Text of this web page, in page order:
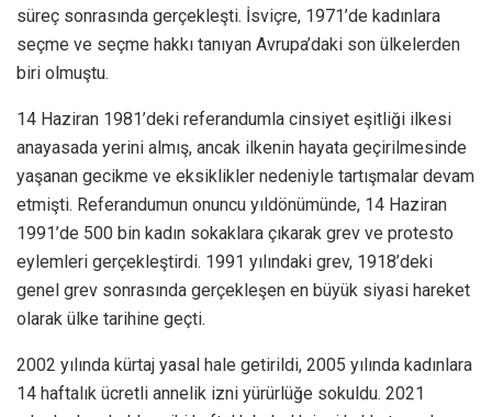
süreç sonrasında gerçekleşti. İsviçre, 1971’de kadınlara
seçme ve seçme hakkı tanıyan Avrupa’daki son ülkelerden
biri olmuştu.
14 Haziran 1981’deki referandumla cinsiyet eşitliği ilkesi
anayasada yerini almış, ancak ilkenin hayata geçirilmesinde
yaşanan gecikme ve eksiklikler nedeniyle tartışmalar devam
etmişti. Referandumun onuncu yıldönümünde, 14 Haziran
1991’de 500 bin kadın sokaklara çıkarak grev ve protesto
eylemleri gerçekleştirdi. 1991 yılındaki grev, 1918’deki
genel grev sonrasında gerçekleşen en büyük siyasi hareket
olarak ülke tarihine geçti.
2002 yılında kürtaj yasal hale getirildi, 2005 yılında kadınlara
14 haftalık ücretli annelik izni yürürlüğe sokuldu. 2021